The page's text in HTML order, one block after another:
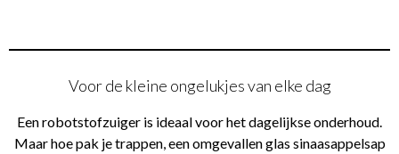
Voor de kleine ongelukjes van elke dag
Een robotstofzuiger is ideaal voor het dagelijkse onderhoud.
Maar hoe pak je trappen, een omgevallen glas sinaasappelsap